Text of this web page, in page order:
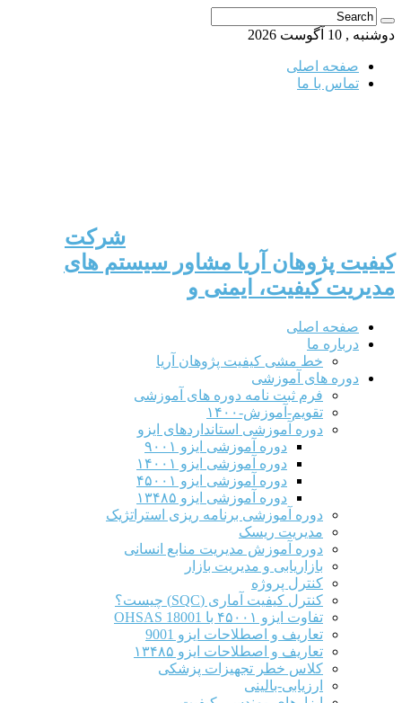
دوشنبه , 10 آگوست 2026
صفحه اصلی
تماس با ما
شرکت
کیفیت پژوهان آریا مشاور سیستم های
مدیریت کیفیت، ایمنی و
صفحه اصلی
درباره ما
خط مشی کیفیت پژوهان آریا
دوره های آموزشی
فرم ثبت نامه دوره های آموزشی
تقویم-آموزش-۱۴۰۰
دوره آموزشی استانداردهای ایزو
دوره آموزشی ایزو ۹۰۰۱
دوره آموزشی ایزو ۱۴۰۰۱
دوره آموزشی ایزو ۴۵۰۰۱
دوره آموزشی ایزو ۱۳۴۸۵
دوره آموزشی برنامه ریزی استراتژیک
مدیریت ریسک
دوره آموزش مدیریت منابع انسانی
بازاریابی و مدیریت بازار
کنترل پروژه
کنترل کیفیت آماری (SQC) چیست؟
تفاوت ایزو ۴۵۰۰۱ با OHSAS 18001
تعاریف و اصطلاحات ایزو 9001
تعاریف و اصطلاحات ایزو ۱۳۴۸۵
کلاس خطر تجهیزات پزشکی
ارزیابی-بالینی